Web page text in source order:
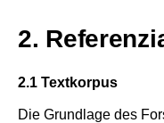
2.
2.1 Textkorpus
Die Grundlage des